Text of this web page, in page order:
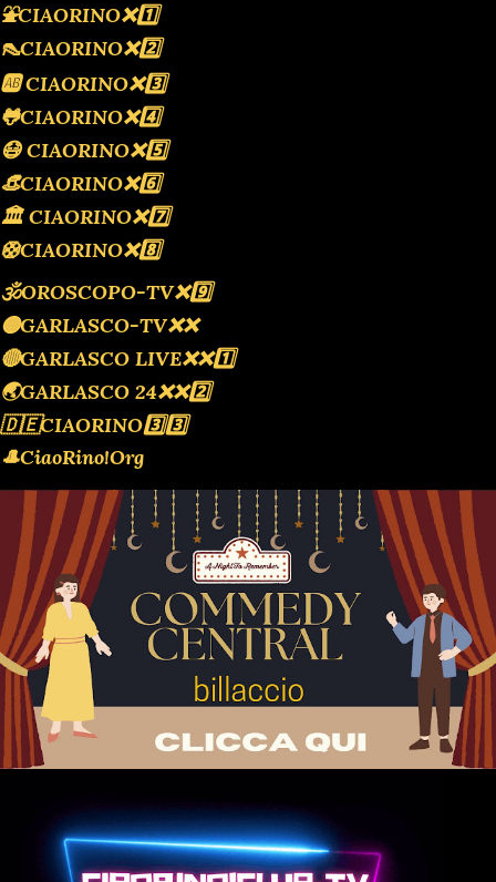
⛲️CIAORINO❌️1️⃣
👠CIAORINO❌️2️⃣
🆎 CIAORINO❌️3️⃣
🐸CIAORINO❌️4️⃣
😷 CIAORINO❌️5️⃣
👒CIAORINO❌️6️⃣
🏛 CIAORINO❌️7️⃣
🛟CIAORINO❌️8️⃣
🕉OROSCOPO-TV❌️9️⃣
🟡GARLASCO-TV❌️❌️
🔴GARLASCO LIVE❌️❌️1️⃣
🌏GARLASCO 24❌️❌️2️⃣
🇩🇪CIAORINO3️⃣3️⃣
🎩CiaoRino!Org